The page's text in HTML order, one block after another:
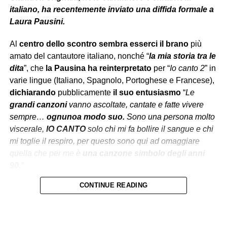
italiano, ha recentemente inviato una diffida formale a
Laura Pausini.
Al centro dello scontro sembra esserci il branopiù
amato del cantautore italiano, nonché “la mia storia tra le
dita”, chela Pausina ha reinterpretatoper “Io canto 2” in
varie lingue (Italiano, Spagnolo, Portoghese e Francese),
dichiarandopubblicamente il suo entusiasmo“Le
grandi canzonivanno ascoltate, cantate e fatte vivere
sempre… ognunoa modo suo. Sono una persona molto
viscerale, IO CANTOsolo chi mi fa bollire il sangue e chi
mi toglie il respiro, per questo sono qui ad omaggiare
simbolo degli anni
Warner Chappell Music le modifiche
CONTINUE READING